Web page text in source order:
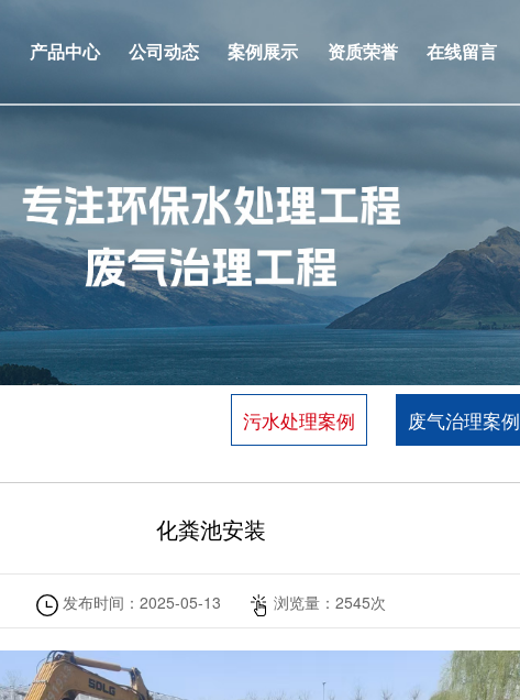
产品中心 公司动态 案例展示 资质荣誉 在线留言
污水处理案例 废气治理案例
化粪池安装
发布时间： 2025-05-13 浏览量： 2545次